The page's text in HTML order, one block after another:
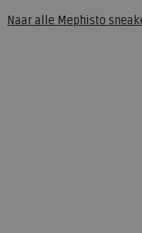
Naar alle Mephisto